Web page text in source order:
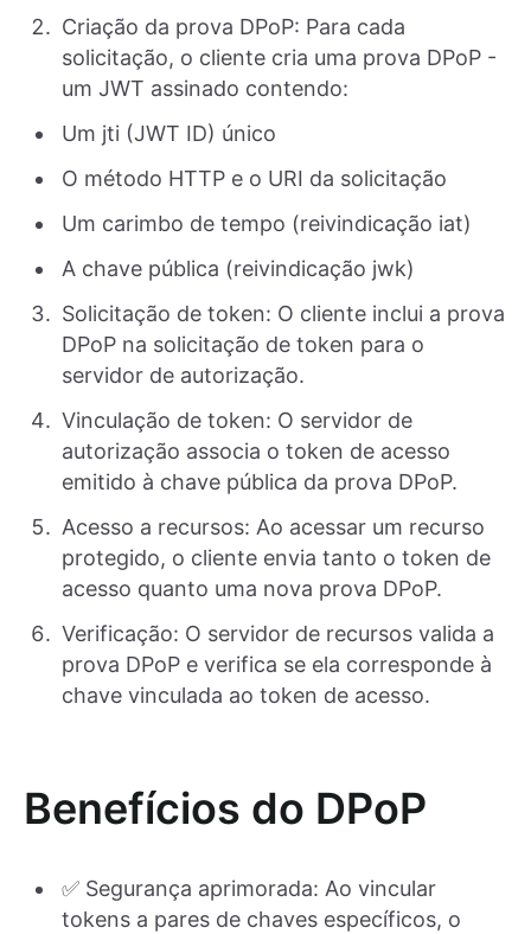
Criação da prova DPoP: Para cada
solicitação, o cliente cria uma prova DPoP -
um JWT assinado contendo:
Um jti (JWT ID) único
O método HTTP e o URI da solicitação
Um carimbo de tempo (reivindicação iat)
A chave pública (reivindicação jwk)
Solicitação de token: O cliente inclui a prova
DPoP na solicitação de token para o
servidor de autorização.
Vinculação de token: O servidor de
autorização associa o token de acesso
emitido à chave pública da prova DPoP.
Acesso a recursos: Ao acessar um recurso
protegido, o cliente envia tanto o token de
acesso quanto uma nova prova DPoP.
Verificação: O servidor de recursos valida a
prova DPoP e verifica se ela corresponde à
chave vinculada ao token de acesso.
Benefícios do DPoP
✅ Segurança aprimorada: Ao vincular
tokens a pares de chaves específicos, o